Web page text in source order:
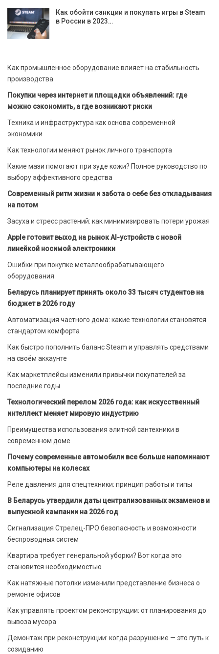
Как обойти санкции и покупать игры в Steam
в России в 2023…
Как промышленное оборудование влияет на стабильность
производства
Покупки через интернет и площадки объявлений: где
можно сэкономить, а где возникают риски
Техника и инфраструктура как основа современной
экономики
Как технологии меняют рынок личного транспорта
Какие мази помогают при зуде кожи? Полное руководство по
выбору эффективного средства
Современный ритм жизни и забота о себе без откладывания
на потом
Засуха и стресс растений: как минимизировать потери урожая
Apple готовит выход на рынок AI-устройств с новой
линейкой носимой электроники
Ошибки при покупке металлообрабатывающего
оборудования
Беларусь планирует принять около 33 тысяч студентов на
бюджет в 2026 году
Автоматизация частного дома: какие технологии становятся
стандартом комфорта
Как быстро пополнить баланс Steam и управлять средствами
на своём аккаунте
Как маркетплейсы изменили привычки покупателей за
последние годы
Технологический перелом 2026 года: как искусственный
интеллект меняет мировую индустрию
Преимущества использования элитной сантехники в
современном доме
Почему современные автомобили все больше напоминают
компьютеры на колесах
Реле давления для спецтехники: принцип работы и типы
В Беларусь утвердили даты централизованных экзаменов и
выпускной кампании на 2026 год
Сигнализация Стрелец-ПРО безопасность и возможности
беспроводных систем
Квартира требует генеральной уборки? Вот когда это
становится необходимостью
Как натяжные потолки изменили представление бизнеса о
ремонте офисов
Как управлять проектом реконструкции: от планирования до
вывоза мусора
Демонтаж при реконструкции: когда разрушение — это путь к
созиданию